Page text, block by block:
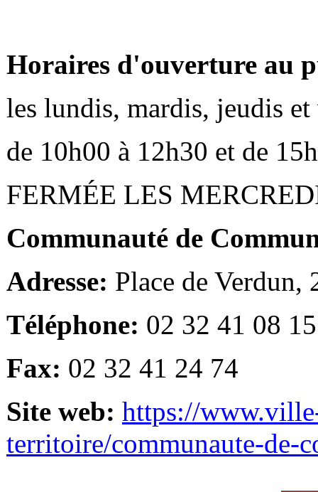
Horaires d'ouverture au
les lundis, mardis, jeudis et
de 10h00 à 12h30 et de
FERMÉE LES
Communauté de
Adresse: Place de Verdun,
Téléphone: 02 32 41 08 15
Fax: 02 32 41 24 74
Site web: https://
territoire/communaute-de-